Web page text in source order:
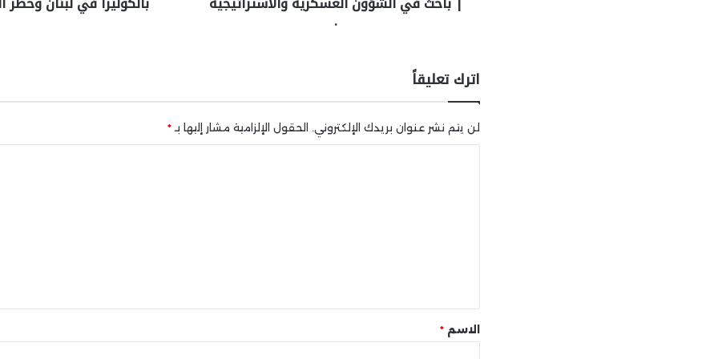
.
اترك تعليقاً
لن يتم نشر عنوان بريدك الإلكتروني. الحقول الإلزامية مشار إليها بـ *
* الاسم *